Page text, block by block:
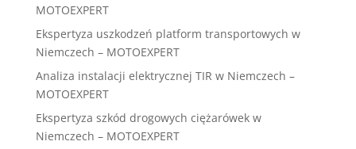
MOTOEXPERT
Ekspertyza uszkodzeń platform transportowych w
Niemczech – MOTOEXPERT
Analiza instalacji elektrycznej TIR w Niemczech –
MOTOEXPERT
Ekspertyza szkód drogowych ciężarówek w
Niemczech – MOTOEXPERT